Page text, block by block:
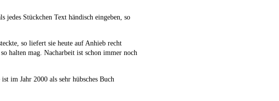
jedes Stückchen Text händisch eingeben, so
so liefert sie heute auf Anhieb recht
halten mag. Nacharbeit ist schon immer noch
im Jahr 2000 als sehr hübsches Buch